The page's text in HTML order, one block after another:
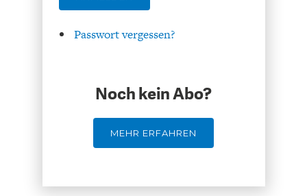
Passwort vergessen?
Noch kein Abo?
MEHR ERFAHREN